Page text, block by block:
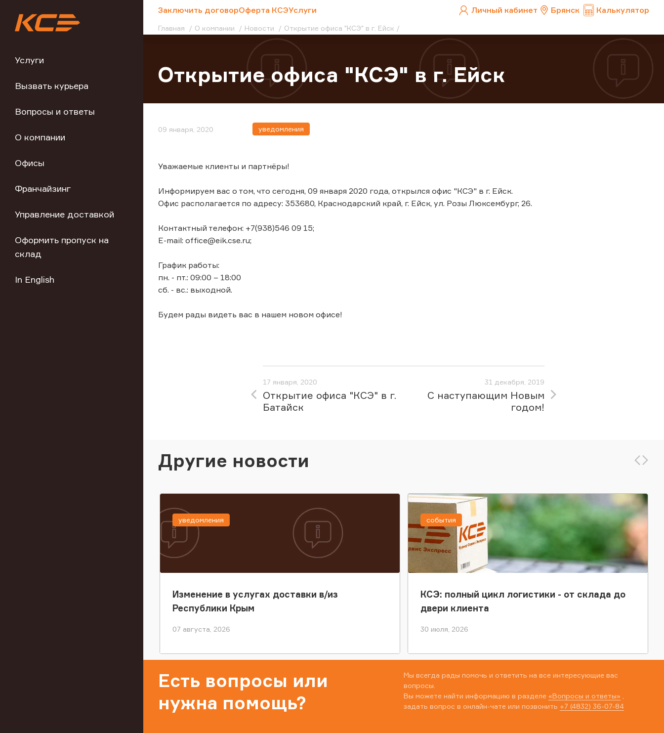
Услуги
Вызвать курьера
Вопросы и ответы
О компании
Офисы
Франчайзинг
Управление доставкой
Оформить пропуск на
склад
In English
Заключить договорОферта КСЭУслуги Личный кабинет Брянск Калькулятор
Главная О компании Новости Открытие офиса "КСЭ" в г. Ейск
Открытие офиса "КСЭ" в г. Ейск
09 января, 2020 уведомления
Уважаемые клиенты и партнёры!
Информируем вас о том, что сегодня, 09 января 2020 года, открылся офис "КСЭ" в г. Ейск.
Офис располагается по адресу: 353680, Краснодарский край, г. Ейск, ул. Розы Люксембург, 26.
Контактный телефон: +7(938)546 09 15;
E-mail: office@eik.cse.ru;
График работы:
пн. - пт.: 09:00 – 18:00
сб. - вс.: выходной.
Будем рады видеть вас в нашем новом офисе!
17 января, 2020
Открытие офиса "КСЭ" в г.
Батайск
31 декабря, 2019
С наступающим Новым
годом!
Другие новости
Изменение в услугах доставки в/из
Республики Крым
07 августа, 2026
уведомления
КСЭ: полный цикл логистики - от склада до
двери клиента
30 июля, 2026
события
Есть вопросы или
нужна помощь?
Мы всегда рады помочь и ответить на все интересующие вас
вопросы.
Вы можете найти информацию в разделе «Вопросы и ответы»
задать вопрос в онлайн-чате или позвонить +7 (4832) 36-07-84